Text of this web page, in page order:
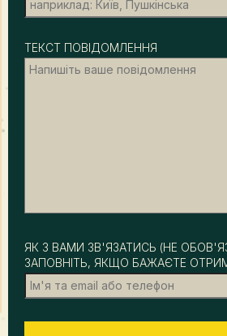
ТЕКСТ ПОВІДОМЛЕННЯ
ЯК З ВАМИ ЗВ'ЯЗАТИСЬ (НЕ
ЗАПОВНІТЬ, ЯКЩО БАЖАЄТЕ